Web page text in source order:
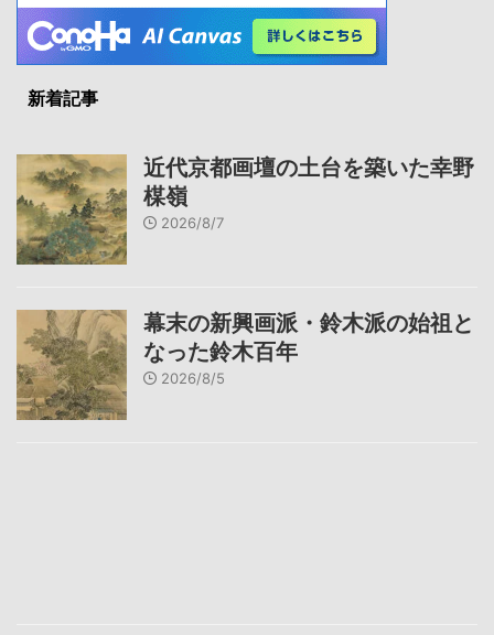
新着記事
近代京都画壇の土台を築いた幸野
楳嶺
2026/8/7
幕末の新興画派・鈴木派の始祖と
なった鈴木百年
2026/8/5